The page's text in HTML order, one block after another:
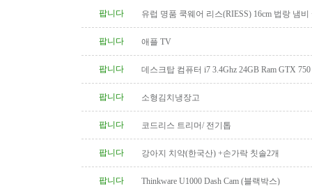
팝니다 유럽 명품 쿡웨어 리스(RIESS) 16cm 법랑 냄
팝니다 애플 TV
팝니다 데스크탑 컴퓨터 i7 3.4Ghz 24GB Ram GTX
팝니다 소형김치냉장고
팝니다 코드리스 트리머/ 전기톱
팝니다 강아지 치약(한국산) +손가락 칫솔2개
팝니다 Thinkware U1000 Dash Cam (블랙박스)